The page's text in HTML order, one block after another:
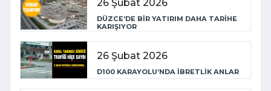
26 Şubat 2026
DÜZCE’DE BİR YATIRIM DAHA TARİHE
KARIŞIYOR
26 Şubat 2026
D100 KARAYOLU’NDA İBRETLİK ANLAR